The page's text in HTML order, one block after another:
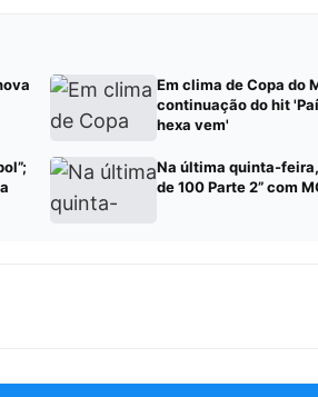
Em clima de Copa do
continuação do hit
hexa vem'
Na última quinta-
de 100 Parte 2” com